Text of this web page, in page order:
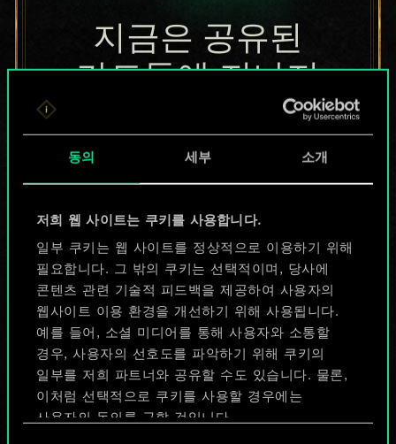
동의 세부 소개
저희 웹 사이트는 쿠키를 사용합니다.
일부 쿠키는 웹 사이트를 정상적으로 이용하기 위해
필요합니다. 그 밖의 쿠키는 선택적이며, 당사에
콘텐츠 관련 기술적 피드백을 제공하여 사용자의
웹사이트 이용 환경을 개선하기 위해 사용됩니다.
예를 들어, 소셜 미디어를 통해 사용자와 소통할
경우, 사용자의 선호도를 파악하기 위해 쿠키의
일부를 저희 파트너와 공유할 수도 있습니다. 물론,
이처럼 선택적으로 쿠키를 사용할 경우에는
사용자의 동의를 구할 것입니다.
지금은 공유된
카드들에 지나지
무궁무진한
가능성을 가지고
있습니다!
덱 이름 짓기 & 가이드 작성하기
덱 편집
또는